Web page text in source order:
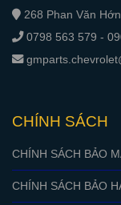
268 Phan Văn
0798 563 579 -
CHÍNH SÁCH
CHÍNH SÁCH BẢO
CHÍNH SÁCH BẢO